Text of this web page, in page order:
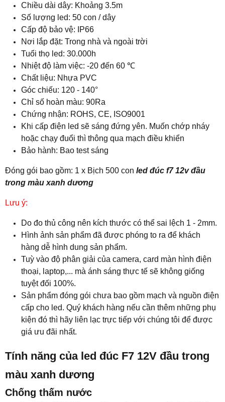
Chiều dài dây: Khoảng 3.5m
Số lượng led: 50 con / dây
Cấp độ bảo vệ: IP66
Nơi lắp đặt: Trong nhà và ngoài trời
Tuổi thọ led: 30.000h
Nhiệt độ làm việc: -20 đến 60 ℃
Chất liệu: Nhựa PVC
Góc chiếu: 120 - 140°
Chỉ số hoàn màu: 90Ra
Chứng nhận: ROHS, CE, ISO9001
Khi cấp điện led sẽ sáng đứng yên. Muốn chớp nháy
hoặc chạy đuổi thì thông qua mạch điều khiển
Bảo hành: Bao test sáng
Đóng gói bao gồm: 1 x Bịch 500 con led đúc f7 12v đầu
trong màu xanh dương
Lưu ý:
Do đo thủ công nên kích thước có thể sai lệch 1 - 2mm.
Hình ảnh sản phẩm đã được phóng to ra để khách
hàng dễ hình dung sản phẩm.
Tuỳ vào độ phân giải của camera, card màn hình điện
thoại, laptop,... mà ánh sáng thực tế sẽ không giống
tuyệt đối 100%.
Sản phẩm đóng gói chưa bao gồm mạch và nguồn điện
cấp cho led. Quý khách hàng nếu cần thêm những phụ
kiện đó thì hãy liên lạc trực tiếp với chúng tôi để được
giá ưu đãi nhất.
Tính năng của led đúc F7 12V đầu trong
màu xanh dương
Chống thấm nước